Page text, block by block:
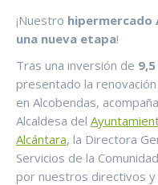
¡Nuestro hipermercado
una nueva etapa!
Tras una inversión de
presentado la
en Alcobendas,
Alcaldesa del
Alcántara, la Directora
Servicios de la
por nuestros directivos y